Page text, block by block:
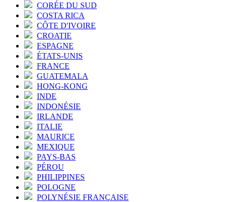
CORÉE DU SUD
COSTA RICA
CÔTE D'IVOIRE
CROATIE
ESPAGNE
ÉTATS-UNIS
FRANCE
GUATEMALA
HONG-KONG
INDE
INDONÉSIE
IRLANDE
ITALIE
MAURICE
MEXIQUE
PAYS-BAS
PÉROU
PHILIPPINES
POLOGNE
POLYNÉSIE FRANÇAISE